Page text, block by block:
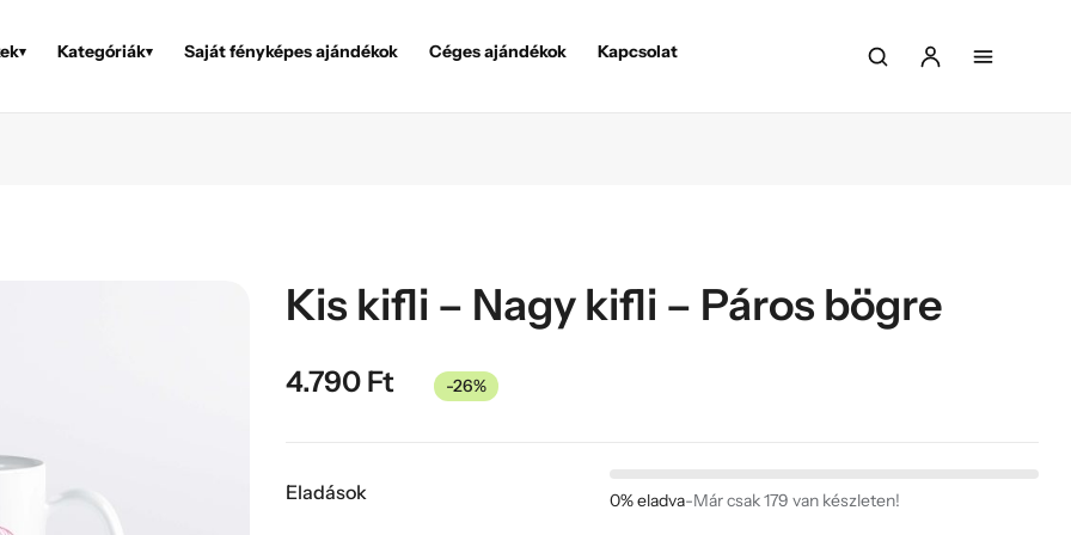
▾ Kategóriák▾ Saját fényképes ajándékok Céges ajándékok Kapcsolat
Kis kifli – Nagy kifli – Páros bögre
4.790 Ft -26%
Eladások 0% eladva-Már csak 179 van készleten!